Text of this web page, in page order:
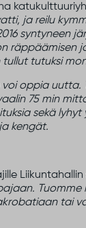
ja reilu
syntyneen
räppäämisen
tutuksi
voi oppia
75 min
sekä
kengät.
Liikuntahallin
tai